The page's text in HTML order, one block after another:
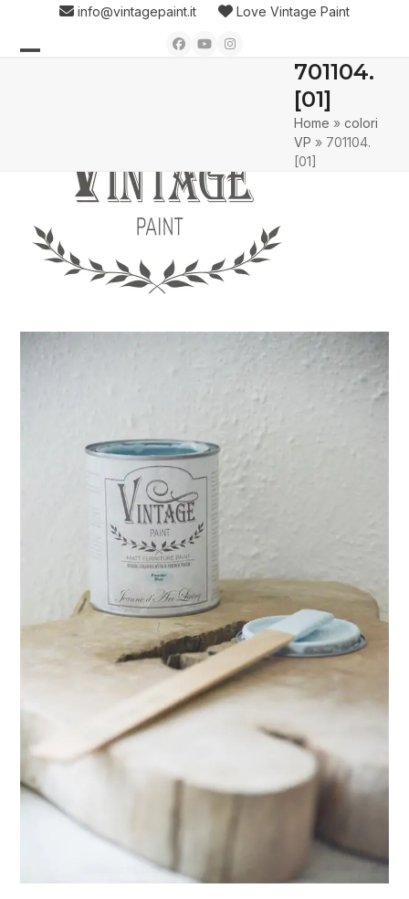
content
info@vintagepaint.it Love Vintage Paint
Facebook
YouTubeInstagram
701104.
[01]
Home »colori
VP » 701104.
[01]